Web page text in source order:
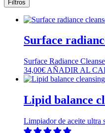
Filtros
Surface
Surface Radiance
34,00€ AÑADIR AL
Lipid balance
Limpiador de aceite ultra